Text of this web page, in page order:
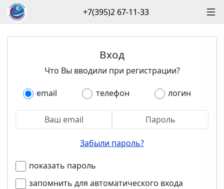
Вход
Что Вы вводили при регистрации?
email телефон логин
Забыли пароль?
показать пароль
запомнить для автоматического входа
+7(395)2 67-11-33